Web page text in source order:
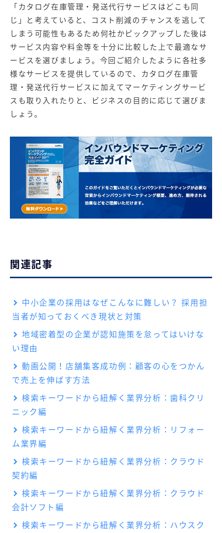
「カタログ在庫管理・発送代行サービスはどこも同
じ」と考えていると、コスト削減のチャンスを逃して
しまう可能性もあるため何社かピックアップした後は
サービス内容や料金等を十分に比較した上で最適なサ
ービスを選びましょう。今回ご紹介したように各社多
様なサービスを提供しているので、カタログ在庫管
理・発送代行サービスに加えてマーケティングサービ
スも取り入れたりと、ビジネスの目的に応じて選びま
しょう。
関連記事
中小企業の採用はなぜこんなに難しい？ 採用担
当者が知っておくべき現状と対策
地域密着型の企業が認知施策を怠ってはいけな
い理由
動画公開！店舗集客成功例：顧客の心をつかん
で売上を伸ばす方法
検索キーワードから紐解く業界分析：歯科クリ
ニック編
検索キーワードから紐解く業界分析：リフォー
ム業界編
検索キーワードから紐解く業界分析：クラウド
契約編
検索キーワードから紐解く業界分析：クラウド
会計ソフト編
検索キーワードから紐解く業界分析：ハウスク